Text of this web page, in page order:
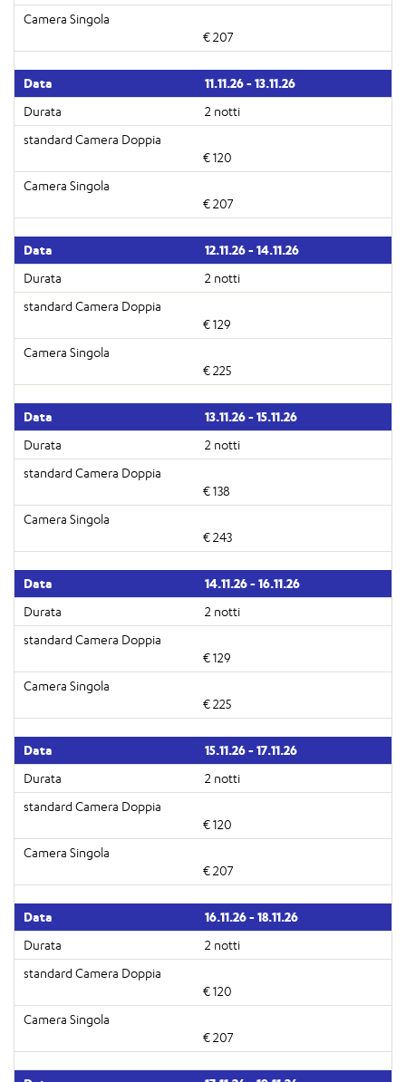
€ 207
11.11.26 - 13.11.26
2 notti
€ 120
€ 207
12.11.26 - 14.11.26
2 notti
€ 129
€ 225
13.11.26 - 15.11.26
2 notti
€ 138
€ 243
14.11.26 - 16.11.26
2 notti
€ 129
€ 225
15.11.26 - 17.11.26
2 notti
€ 120
€ 207
16.11.26 - 18.11.26
2 notti
€ 120
€ 207